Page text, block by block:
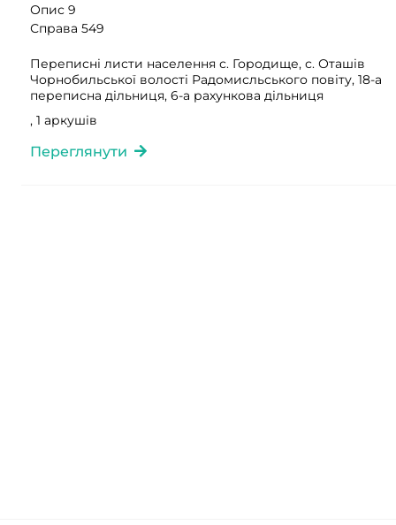
Опис 9
Справа 549
Переписні листи населення с. Городище, с. Оташів
Чорнобильської волості Радомисльського повіту, 18-а
переписна дільниця, 6-а рахункова дільниця
, 1 аркушів
Переглянути